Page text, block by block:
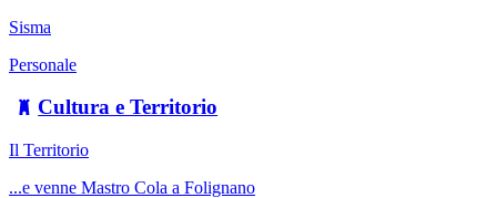
Sisma
Personale
Cultura e Territorio
Il Territorio
...e venne Mastro Cola a Folignano